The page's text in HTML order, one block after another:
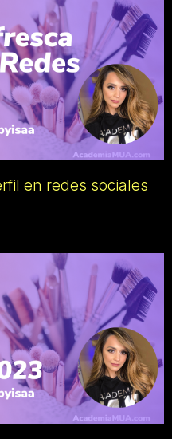
en redes sociales